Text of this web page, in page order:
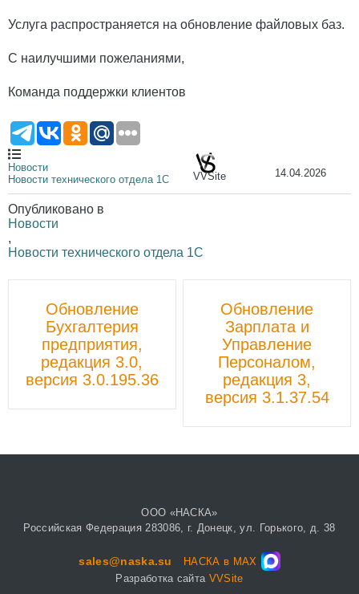
Услуга распространяется на обновление файловых баз.
С наилучшими пожеланиями,
Команда поддержки клиентов
Новости
Новости технического отдела 1С
VVSite 14.04.2026
Опубликовано в
Новости
,
Новости технического отдела 1С
навигации
Обновление
Бухгалтерия
предприятия,
редакция 3.0,
версия 3.0.195.36
Обновление
Зарплата и
Управление
Персоналом,
редакция 3,
версия 3.1.37.54
ООО «НАСКА»
Российская Федерация 283086, г. Донецк, ул. Горького, д. 38
sales@naska.su
НАСКА в MAX
Разработка сайта VVSite